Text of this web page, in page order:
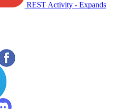
REST Activity - Expands